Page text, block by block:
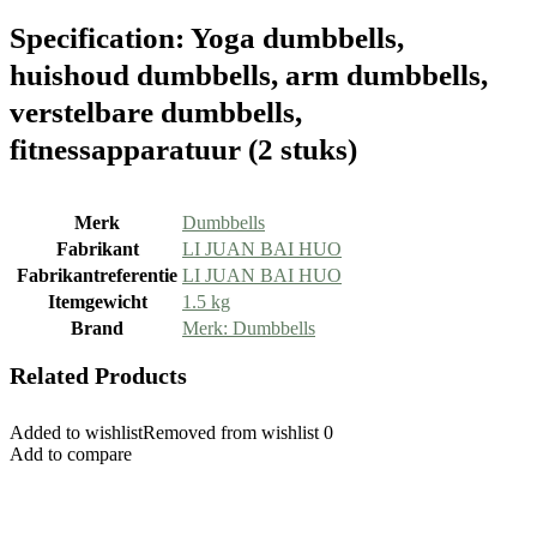
Specification: Yoga dumbbells,
huishoud dumbbells, arm dumbbells,
verstelbare dumbbells,
fitnessapparatuur (2 stuks)
Merk
‎Dumbbells
Fabrikant
‎LI JUAN BAI HUO
Fabrikantreferentie ‎LI JUAN BAI HUO
Itemgewicht
‎1.5 kg
Brand
Merk: Dumbbells
Related Products
Added to wishlistRemoved from wishlist 0
Add to compare